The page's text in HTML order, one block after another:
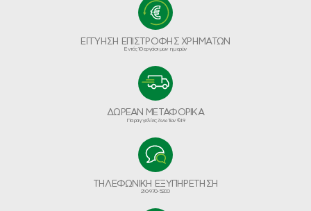
ΕΓΓΥΗΣΗ ΕΠΙΣΤΡΟΦΗΣ ΧΡΗΜΑΤΩΝ
Εντός 10 εργάσιμων ημερών
ΔΩΡΕΑΝ ΜΕΤΑΦΟΡΙΚΑ
Παραγγελίες Άνω Των €49
ΤΗΛΕΦΩΝΙΚΗ ΕΞΥΠΗΡΕΤΗΣΗ
210-970-5200